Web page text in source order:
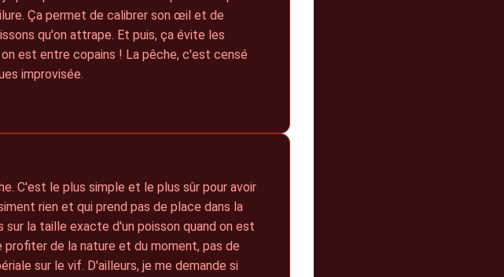
Ça permet de calibrer son œil et de
qu'on attrape. Et puis, ça évite les
est entre copains ! La pêche, c'est censé
improvisée.
C'est le plus simple et le plus sûr pour avoir
rien et qui prend pas de place dans la
la taille exacte d'un poisson quand on est
de la nature et du moment, pas de
sur le vif. D'ailleurs, je me demande si